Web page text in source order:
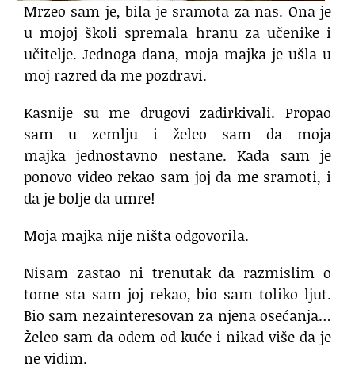
Mrzeo sam je, bila je sramota za nas. Ona je
u mojoj školi spremala hranu za učenike i
učitelje. Jednoga dana, moja majka je ušla u
moj razred da me pozdravi.
Kasnije su me drugovi zadirkivali. Propao
sam u zemlju i želeo sam da moja
majka jednostavno nestane. Kada sam je
ponovo video rekao sam joj da me sramoti, i
da je bolje da umre!
Moja majka nije ništa odgovorila.
Nisam zastao ni trenutak da razmislim o
tome sta sam joj rekao, bio sam toliko ljut.
Bio sam nezainteresovan za njena osećanja…
Želeo sam da odem od kuće i nikad više da je
ne vidim.